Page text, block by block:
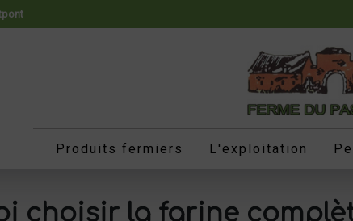
Produits fermiers L'exploitation
choisir la farine